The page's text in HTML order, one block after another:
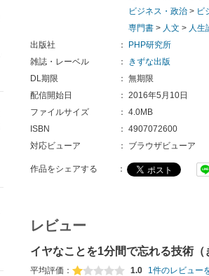
ビジネス・政治 > ビ
専門書 > 人文 > 人生
出版社
：
PHP研究所
雑誌・レーベル
：
きずな出版
DL期限
： 無期限
配信開始日
： 2016年5月10日
ファイルサイズ
： 4.0MB
ISBN
： 4907072600
対応ビューア
： ブラウザビューア
作品をシェアする ：
レビュー
イヤなことを1分間で忘れる技術
平均評価： 1.0 1件のレビュー